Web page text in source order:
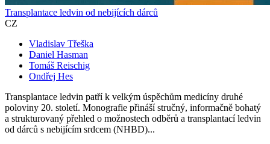
Transplantace ledvin od nebijících dárců
CZ
Vladislav Třeška
Daniel Hasman
Tomáš Reischig
Ondřej Hes
Transplantace ledvin patří k velkým úspěchům medicíny druhé
poloviny 20. století. Monografie přináší stručný, informačně bohatý
a strukturovaný přehled o možnostech odběrů a transplantací ledvin
od dárců s nebijícím srdcem (NHBD)...